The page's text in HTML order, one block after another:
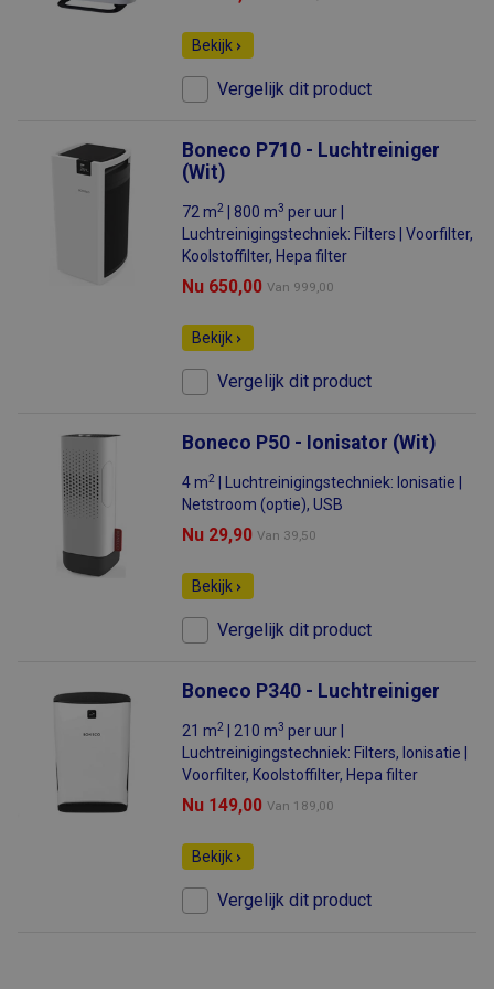
Bekijk
Vergelijk dit product
Boneco P710 - Luchtreiniger
(Wit)
72 m2 | 800 m3 per uur |
Luchtreinigingstechniek: Filters | Voorfilter,
Koolstoffilter, Hepa filter
Nu 650,00 Van 999,00
Bekijk
Vergelijk dit product
Boneco P50 - Ionisator (Wit)
4 m2
| Luchtreinigingstechniek: Ionisatie |
Netstroom (optie), USB
Nu 29,90 Van 39,50
Bekijk
Vergelijk dit product
Boneco P340 - Luchtreiniger
21 m2 | 210 m3 per uur |
Luchtreinigingstechniek: Filters, Ionisatie |
Voorfilter, Koolstoffilter, Hepa filter
Nu 149,00 Van 189,00
Bekijk
Vergelijk dit product